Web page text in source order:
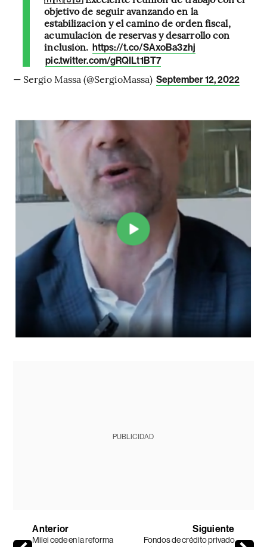
objetivo de seguir avanzando en la
estabilización y el camino de orden fiscal,
acumulación de reservas y desarrollo con
inclusión. https://t.co/SAxoBa3zhj
pic.twitter.com/gRQILt1BT7
— Sergio Massa (@SergioMassa) September 12, 2022
PUBLICIDAD
Anterior
Milei cede en la reforma
Siguiente
Fondos de crédito privado